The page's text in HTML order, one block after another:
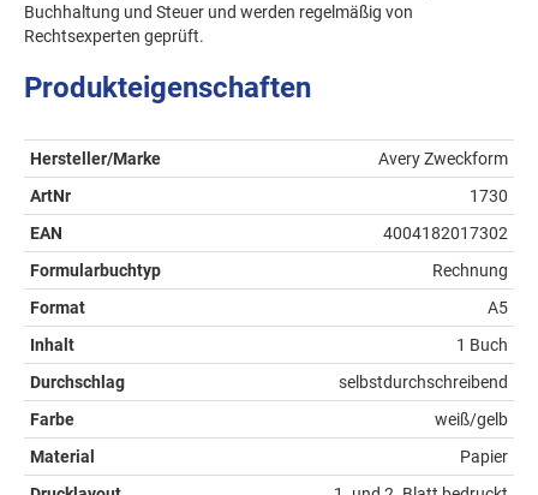
Buchhaltung und Steuer und werden regelmäßig von
Rechtsexperten geprüft.
Produkteigenschaften
Hersteller/Marke
Avery Zweckform
ArtNr
1730
EAN
4004182017302
Formularbuchtyp
Rechnung
Format
A5
Inhalt
1 Buch
Durchschlag
selbstdurchschreibend
Farbe
weiß/gelb
Material
Papier